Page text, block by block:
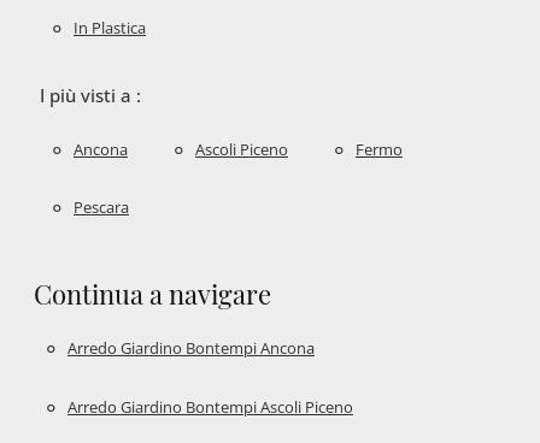
In Plastica
I più visti a :
Ancona Ascoli Piceno Fermo
Pescara
Continua a navigare
Arredo Giardino Bontempi Ancona
Arredo Giardino Bontempi Ascoli Piceno